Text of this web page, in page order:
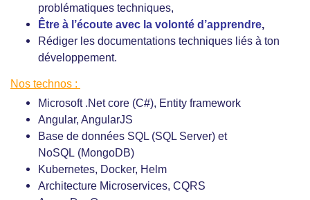
problématiques techniques,
Être à l’écoute avec la volonté d’apprendre,
Rédiger les documentations techniques liés à ton
développement.
Nos technos :
Microsoft .Net core (C#), Entity framework
Angular, AngularJS
Base de données SQL (SQL Server) et
NoSQL (MongoDB)
Kubernetes, Docker, Helm
Architecture Microservices, CQRS